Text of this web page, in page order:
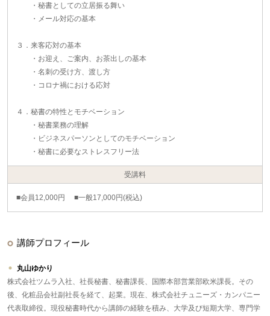
・秘書としての立居振る舞い
・メール対応の基本
３．来客応対の基本
・お迎え、ご案内、お茶出しの基本
・名刺の受け方、渡し方
・コロナ禍における応対
４．秘書の特性とモチベーション
・秘書業務の理解
・ビジネスパーソンとしてのモチベーション
・秘書に必要なストレスフリー法
受講料
■会員12,000円 ■一般17,000円(税込)
講師プロフィール
丸山ゆかり
株式会社ツムラ入社、社長秘書、秘書課長、国際本部営業部欧米課長。その
後、化粧品会社副社長を経て、起業。現在、株式会社チュニーズ・カンパニー
代表取締役。現役秘書時代から講師の経験を積み、大学及び短期大学、専門学